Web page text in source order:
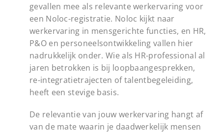
gevallen mee als relevante werkervaring voor
een Noloc-registratie. Noloc kijkt naar
werkervaring in mensgerichte functies, en HR,
P&O en personeelsontwikkeling vallen hier
nadrukkelijk onder. Wie als HR-professional al
jaren betrokken is bij loopbaangesprekken,
re-integratietrajecten of talentbegeleiding,
heeft een stevige basis.
De relevantie van jouw werkervaring hangt af
van de mate waarin je daadwerkelijk mensen